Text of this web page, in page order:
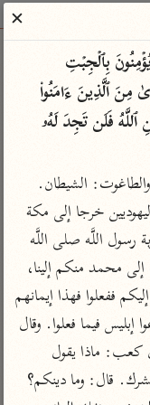
مصاحف معاجم
معاصرة
الميسر
المختصر في
التفسير
تفسير السعدي
أيسر التفاسير
✕